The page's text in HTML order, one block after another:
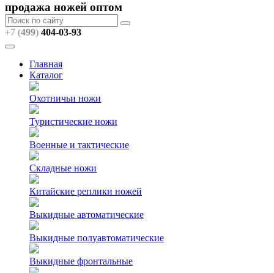
продажа ножей оптом
+7 (499) 404-03-93
Главная
Каталог
Охотничьи ножи
Туристические ножи
Военные и тактические
Складные ножи
Китайские реплики ножей
Выкидные автоматические
Выкидные полуавтоматические
Выкидные фронтальные